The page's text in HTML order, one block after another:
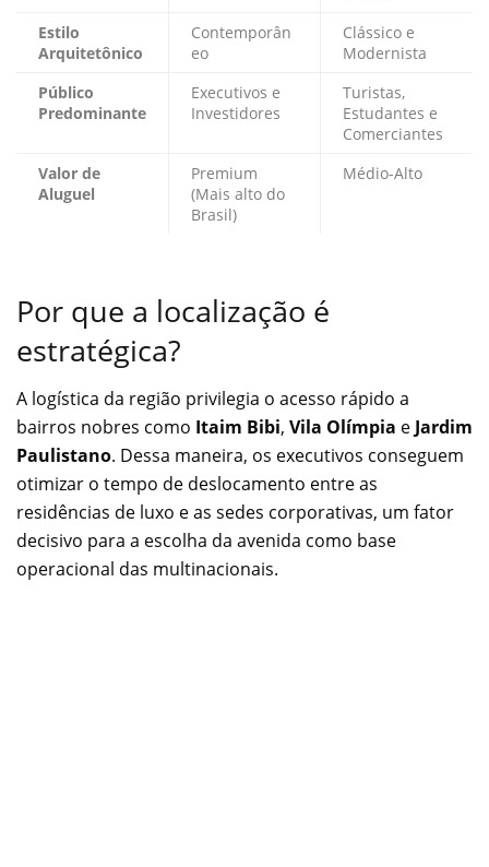
Estilo
Arquitetônico
Contemporân
eo
Clássico e
Modernista
Público
Predominante
Executivos e
Investidores
Turistas,
Estudantes e
Comerciantes
Valor de
Aluguel
Premium
(Mais alto do
Brasil)
Médio-Alto
Por que a localização é
estratégica?
A logística da região privilegia o acesso rápido a
bairros nobres como Itaim Bibi, Vila Olímpia e Jardim
Paulistano. Dessa maneira, os executivos conseguem
otimizar o tempo de deslocamento entre as
residências de luxo e as sedes corporativas, um fator
decisivo para a escolha da avenida como base
operacional das multinacionais.